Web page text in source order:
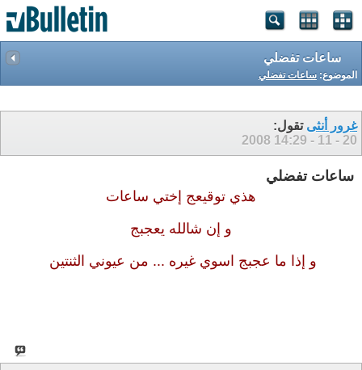
ساعات تفضلي
الموضوع: ساعات تفضلي
غرور أنثى تقول:
20 - 11 - 2008
14:29
ساعات تفضلي
هذي توقيعج إختي ساعات
و إن شالله يعجبج
و إذا ما عجبج اسوي غيره ... من عيوني الثنتين